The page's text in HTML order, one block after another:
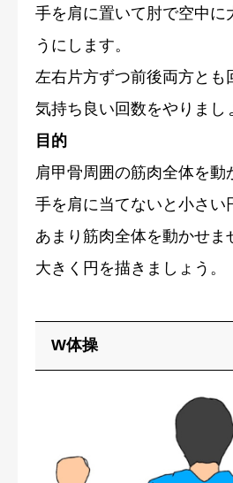
手を肩に置いて肘で空中に
うにします。
左右片方ずつ前後両方とも
気持ち良い回数をやりまし
目的
肩甲骨周囲の筋肉全体を動
手を肩に当てないと小さい
あまり筋肉全体を動かせま
大きく円を描きましょう。
W体操